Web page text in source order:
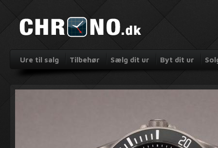
Ure til salg Tilbehør Sælg dit ur Byt dit ur